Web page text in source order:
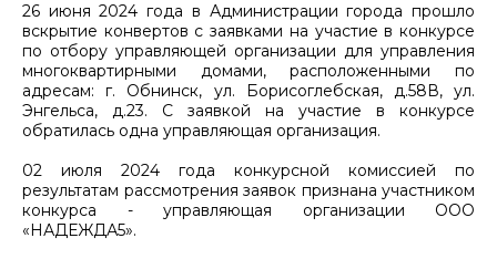
26 июня 2024 года в Администрации города прошло
вскрытие конвертов с заявками на участие в конкурсе
по отбору управляющей организации для управления
многоквартирными домами, расположенными по
адресам: г. Обнинск, ул. Борисоглебская, д.58В, ул.
Энгельса, д.23. С заявкой на участие в конкурсе
обратилась одна управляющая организация.
02 июля 2024 года конкурсной комиссией по
результатам рассмотрения заявок признана участником
конкурса - управляющая организации ООО
«НАДЕЖДА5».